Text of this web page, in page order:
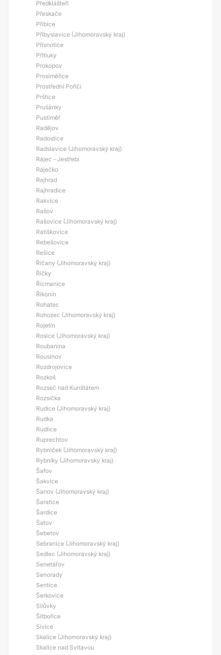
Předklášteří
Přeskače
Přibice
Přibyslavice (Jihomoravský kraj)
Přísnotice
Přítluky
Prokopov
Prosiměřice
Prostřední Poříčí
Prštice
Prušánky
Pustiměř
Radějov
Radostice
Radslavice (Jihomoravský kraj)
Rájec - Jestřebí
Ráječko
Rajhrad
Rajhradice
Rakvice
Rašov
Rašovice (Jihomoravský kraj)
Ratíškovice
Rebešovice
Rešice
Říčany (Jihomoravský kraj)
Říčky
Řícmanice
Řikonín
Rohatec
Rohozec (Jihomoravský kraj)
Rojetín
Rosice (Jihomoravský kraj)
Roubanina
Rousínov
Rozdrojovice
Rozkoš
Rozseč nad Kunštátem
Rozsíčka
Rudice (Jihomoravský kraj)
Rudka
Rudlice
Ruprechtov
Rybníček (Jihomoravský kraj)
Rybníky (Jihomoravský kraj)
Šafov
Šakvice
Šanov (Jihomoravský kraj)
Šaratice
Šardice
Šatov
Šebetov
Sebranice (Jihomoravský kraj)
Sedlec (Jihomoravský kraj)
Senetářov
Senorady
Sentice
Šerkovice
Silůvky
Šitbořice
Sivice
Skalice (Jihomoravský kraj)
Skalice nad Svitavou